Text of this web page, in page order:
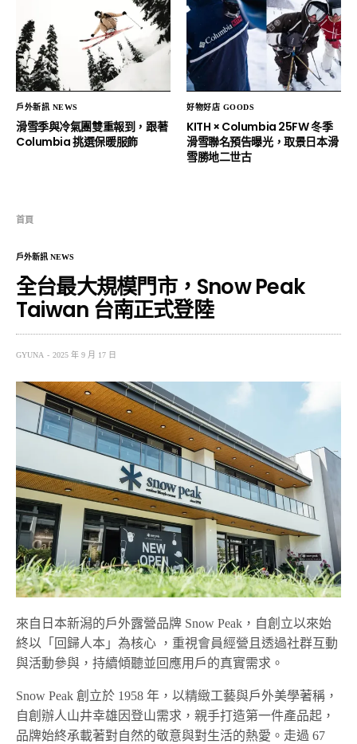
戶外新訊 NEWS
滑雪季與冷氣團雙重報到，跟著
Columbia 挑選保暖服飾
好物好店 GOODS
KITH × Columbia 25FW 冬季
滑雪聯名預告曝光，取景日本滑
雪勝地二世古
首頁
戶外新訊 NEWS
全台最大規模門市，Snow Peak
Taiwan 台南正式登陸
GYUNA 2025 年 9 月 17 日
來自日本新潟的戶外露營品牌 Snow Peak，自創立以來始
終以「回歸人本」為核心 ，重視會員經營且透過社群互動
與活動參與，持續傾聽並回應用戶的真實需求。
Snow Peak 創立於 1958 年，以精緻工藝與戶外美學著稱，
自創辦人山井幸雄因登山需求，親手打造第一件產品起，
品牌始終承載著對自然的敬意與對生活的熱愛。走過 67